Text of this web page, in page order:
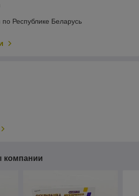
по Республике Беларусь
компании